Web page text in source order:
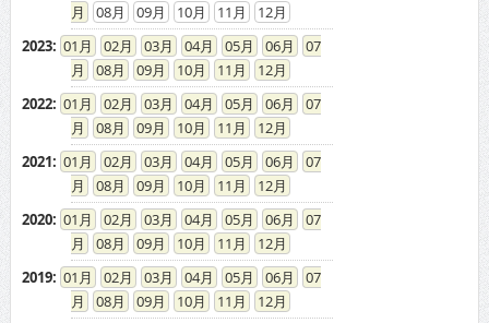
08
09 10 11
12
2023: 01 02 03 04 05 06
07
08
09 10 11
12
2022: 01 02 03 04 05 06
07
08
09 10 11
12
2021: 01 02 03 04 05 06
07
08
09 10 11
12
2020: 01 02 03 04 05 06
07
08
09 10 11
12
2019: 01 02 03 04 05 06
07
08
09 10 11
12